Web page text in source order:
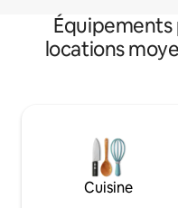
Équipements
locations
Cuisine